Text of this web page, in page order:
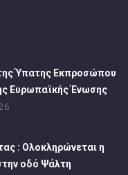
Ύπατης Εκπροσώπου
Ευρωπαϊκής Ένωσης
: Ολοκληρώνεται η
οδό Ψάλτη